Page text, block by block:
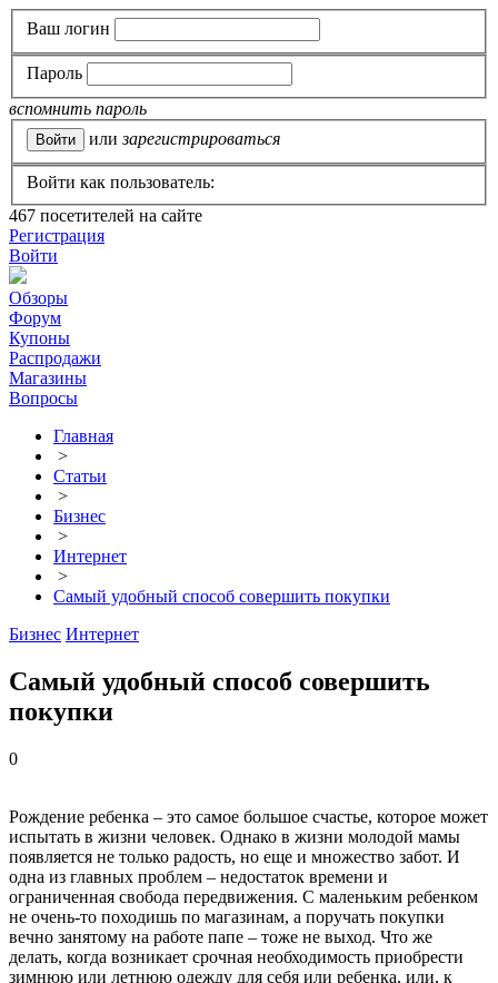
Ваш логин
Пароль
вспомнить пароль
или зарегистрироваться
Войти как пользователь:
467 посетителей на сайте
Регистрация
Войти
Обзоры
Форум
Купоны
Распродажи
Магазины
Вопросы
Главная
>
Статьи
>
Бизнес
>
Интернет
>
Самый удобный способ совершить покупки
Бизнес Интернет
Самый удобный способ совершить
покупки
0
Рождение ребенка – это самое большое счастье, которое может
испытать в жизни человек. Однако в жизни молодой мамы
появляется не только радость, но еще и множество забот. И
одна из главных проблем – недостаток времени и
ограниченная свобода передвижения. С маленьким ребенком
не очень-то походишь по магазинам, а поручать покупки
вечно занятому на работе папе – тоже не выход. Что же
делать, когда возникает срочная необходимость приобрести
зимнюю или летнюю одежду для себя или ребенка, или, к